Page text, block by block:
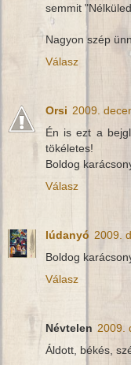
semmit
Nagyon szép
Válasz
Orsi 2009.
Én is ezt a
tökéletes!
Boldog
Válasz
lúdanyó 2009.
Boldog
Válasz
Névtelen 2009.
Áldott, békés,